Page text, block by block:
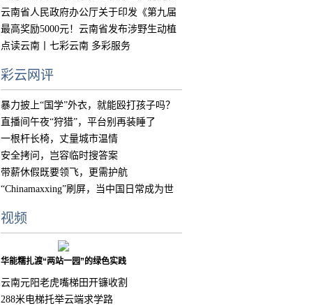
的实
云南省人民政府办公厅关于印发《第九届
中国
最高奖励5000元！云南省发布涉野生动植
物违
点读云南丨七彩云南 多彩服务
彩云网评
暴力披上“国学”外衣，就能殴打孩子吗？
直播间午夜“狩猎”，平台别再装睡了
一根杆长椅，丈量城市温情
安全拷问，岂容临时搜答案
带薪休假既要领飞，更需护航
“Chinamaxxing”刷屏，当中国日常成为世
视频
华能糯扎渡“两站一园”的绿色实践
云南元阳老虎嘴梯田开镰收割
288米电梯托举云端求学路